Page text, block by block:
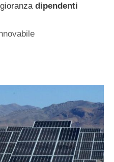
dipendenti